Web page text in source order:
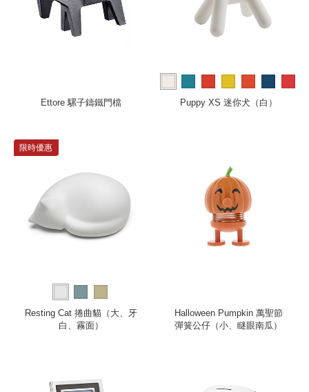
Ettore 騾子鑄鐵門檔 more
Puppy XS 迷你犬（白）
限時優惠
Resting Cat 捲曲貓（大、牙
白、霧面）
Halloween Pumpkin 萬聖節
彈簧公仔（小、瞇眼南瓜）